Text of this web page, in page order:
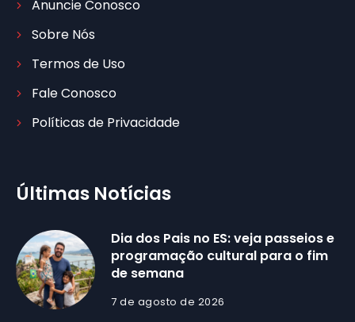
Anuncie Conosco
Sobre Nós
Termos de Uso
Fale Conosco
Políticas de Privacidade
Últimas Notícias
Dia dos Pais no ES: veja passeios e
programação cultural para o fim
de semana
7 de agosto de 2026